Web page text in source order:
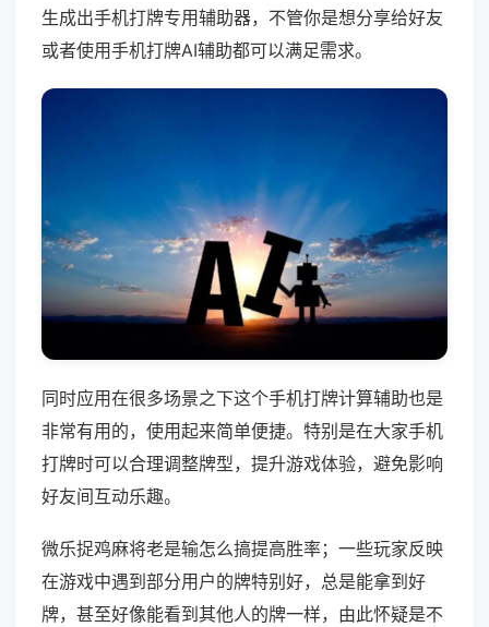
生成出手机打牌专用辅助器，不管你是想分享给好友
或者使用手机打牌AI辅助都可以满足需求。
同时应用在很多场景之下这个手机打牌计算辅助也是
非常有用的，使用起来简单便捷。特别是在大家手机
打牌时可以合理调整牌型，提升游戏体验，避免影响
好友间互动乐趣。
微乐捉鸡麻将老是输怎么搞提高胜率；一些玩家反映
在游戏中遇到部分用户的牌特别好，总是能拿到好
牌，甚至好像能看到其他人的牌一样，由此怀疑是不